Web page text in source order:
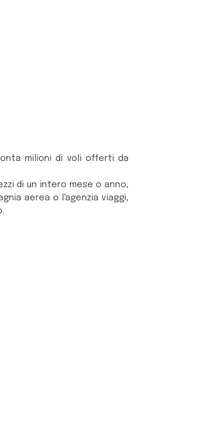
milioni di voli offerti da
di un intero mese o anno,
aerea o l'agenzia viaggi,